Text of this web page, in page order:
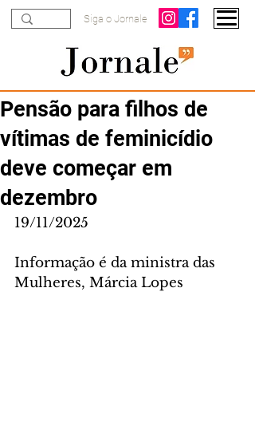
Siga o Jornale
Pensão para filhos de
vítimas de feminicídio
deve começar em
dezembro
19/11/2025
Informação é da ministra das
Mulheres, Márcia Lopes